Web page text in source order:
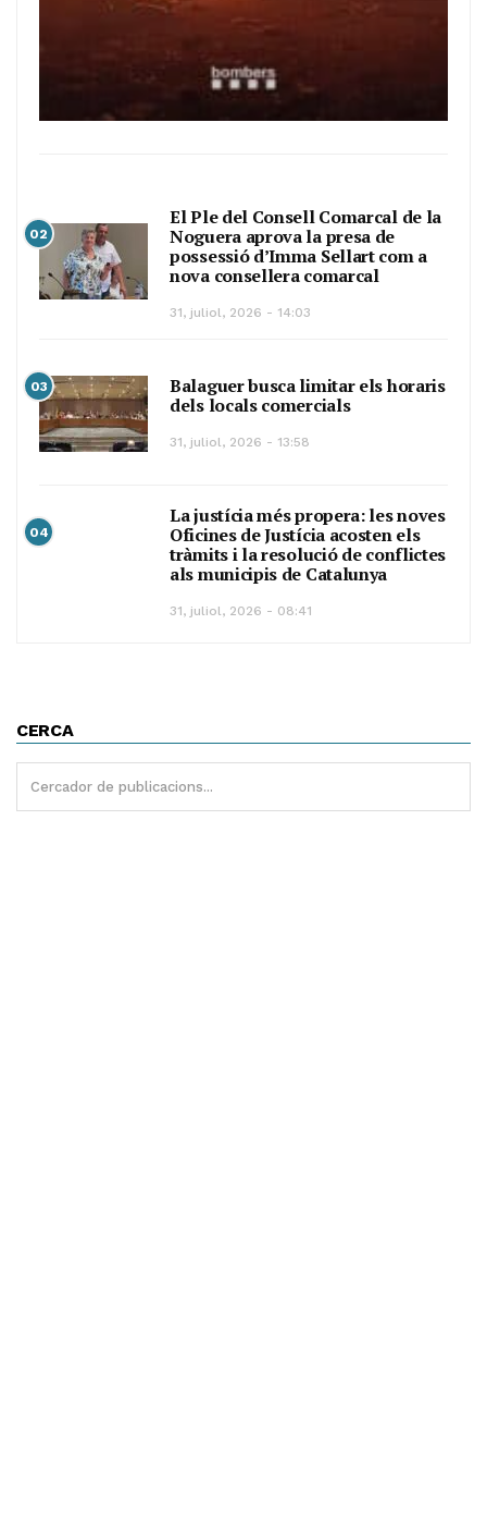
02
El Ple del Consell Comarcal de la
Noguera aprova la presa de
possessió d’Imma Sellart com a
nova consellera comarcal
31, juliol, 2026 - 14:03
03
Balaguer busca limitar els horaris
dels locals comercials
31, juliol, 2026 - 13:58
04
La justícia més propera: les noves
Oficines de Justícia acosten els
tràmits i la resolució de conflictes
als municipis de Catalunya
31, juliol, 2026 - 08:41
CERCA